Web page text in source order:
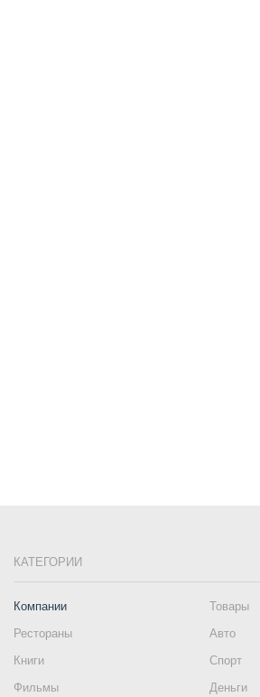
КАТЕГОРИИ
Компании
Товары
Рестораны
Авто
Книги
Спорт
Фильмы
Деньги